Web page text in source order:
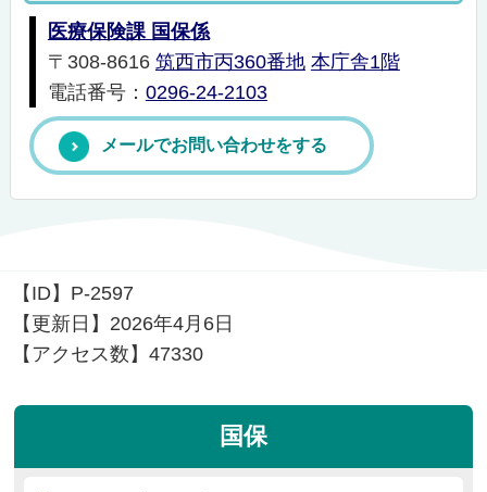
医療保険課 国保係
〒308-8616 筑西市丙360番地 本庁舎1階
電話番号： 0296-24-2103
メールでお問い合わせをする
【ID】 P-2597
【更新日】 2026年4月6日
【アクセス数】47330
国保